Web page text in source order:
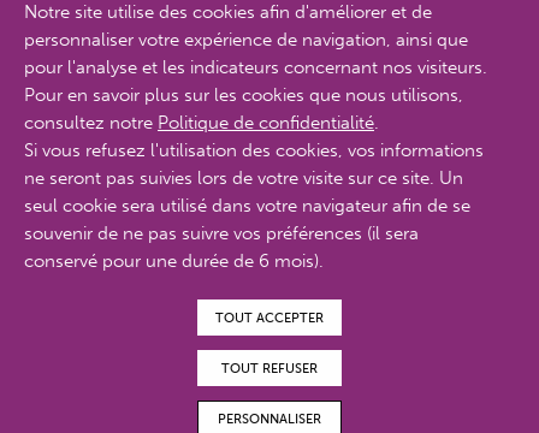
PLAN DU SITE EN DÉTAIL
© Proximit Digital 2022
MENTIONS LÉGALES
POLITIQUE DE CONFIDENTIALITÉ
CONTACTS
Notre site utilise des cookies afin d'améliorer et de
personnaliser votre expérience de navigation, ainsi que
pour l'analyse et les indicateurs concernant nos visiteurs.
Pour en savoir plus sur les cookies que nous utilisons,
consultez notre Politique de confidentialité.
Si vous refusez l'utilisation des cookies, vos informations
ne seront pas suivies lors de votre visite sur ce site. Un
seul cookie sera utilisé dans votre navigateur afin de se
souvenir de ne pas suivre vos préférences (il sera
conservé pour une durée de 6 mois).
TOUT ACCEPTER
TOUT REFUSER
PERSONNALISER